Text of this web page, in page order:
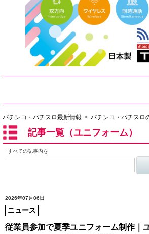
パチンコ・パチスロ最新情報 パチンコ・パチスロ
記事一覧（ユニフォーム）
すべての記事内を
2026年07月06日
ニュース
従業員参加で夏季ユニフォーム制作｜